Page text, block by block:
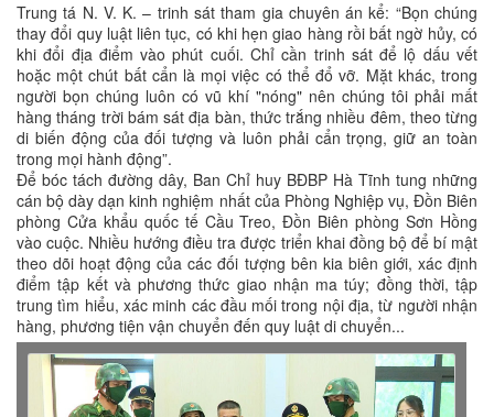
Trung tá N. V. K. – trinh sát tham gia chuyên án kể: “Bọn chúng
thay đổi quy luật liên tục, có khi hẹn giao hàng rồi bất ngờ hủy, có
khi đổi địa điểm vào phút cuối. Chỉ cần trinh sát để lộ dấu vết
hoặc một chút bất cẩn là mọi việc có thể đổ vỡ. Mặt khác, trong
người bọn chúng luôn có vũ khí "nóng" nên chúng tôi phải mất
hàng tháng trời bám sát địa bàn, thức trắng nhiều đêm, theo từng
di biến động của đối tượng và luôn phải cẩn trọng, giữ an toàn
trong mọi hành động”.
Để bóc tách đường dây, Ban Chỉ huy BĐBP Hà Tĩnh tung những
cán bộ dày dạn kinh nghiệm nhất của Phòng Nghiệp vụ, Đồn Biên
phòng Cửa khẩu quốc tế Cầu Treo, Đồn Biên phòng Sơn Hồng
vào cuộc. Nhiều hướng điều tra được triển khai đồng bộ để bí mật
theo dõi hoạt động của các đối tượng bên kia biên giới, xác định
điểm tập kết và phương thức giao nhận ma túy; đồng thời, tập
trung tìm hiểu, xác minh các đầu mối trong nội địa, từ người nhận
hàng, phương tiện vận chuyển đến quy luật di chuyển...